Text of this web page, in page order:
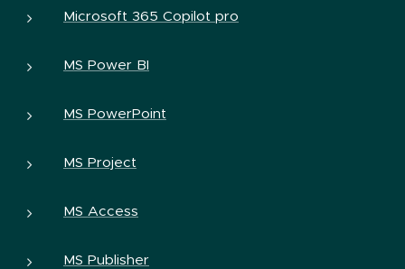
Microsoft 365 Copilot pro
MS Power BI
MS PowerPoint
MS Project
MS Access
MS Publisher